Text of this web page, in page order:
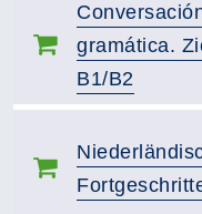
gramática.
B1/B2